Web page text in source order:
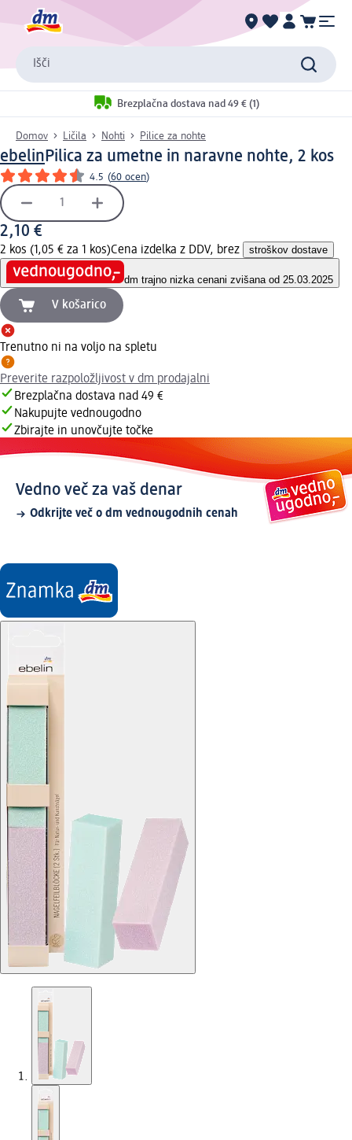
Išči
Brezplačna dostava nad 49 € (1)
Domov Ličila Nohti Pilice za nohte
ebelinPilica za umetne in naravne nohte, 2 kos
4.5 (60 ocen)
2,10 €
2 kos (1,05 € za 1 kos)Cena izdelka z DDV, brez stroškov dostave
dm trajno nizka cenani zvišana od 25.03.2025
V košarico
Trenutno ni na voljo na spletu
Preverite razpoložljivost v dm prodajalni
Brezplačna dostava nad 49 €
Nakupujte vednougodno
Zbirajte in unovčujte točke
Vedno več za vaš denar
Odkrijte več o dm vednougodnih cenah